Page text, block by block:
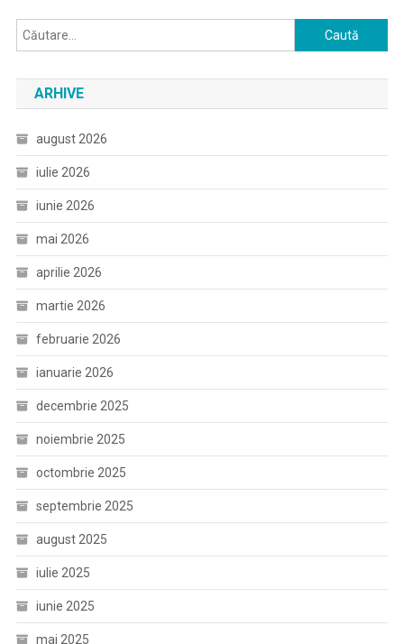
Caută
după:
ARHIVE
august 2026
iulie 2026
iunie 2026
mai 2026
aprilie 2026
martie 2026
februarie 2026
ianuarie 2026
decembrie 2025
noiembrie 2025
octombrie 2025
septembrie 2025
august 2025
iulie 2025
iunie 2025
mai 2025